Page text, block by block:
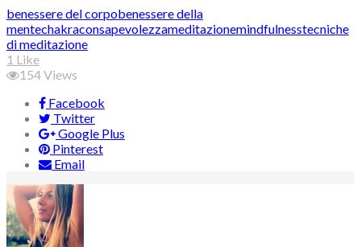
Tags:
benessere del corpobenessere della
mentechakraconsapevolezzameditazionemindfulnesstecniche
di meditazione
1 Like
154Views
Facebook
Twitter
Google Plus
Pinterest
Email